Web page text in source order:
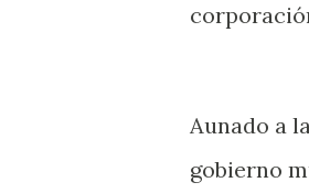
Aunado a
gobierno